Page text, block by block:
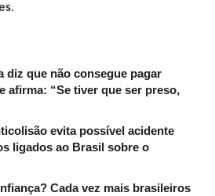
.
diz que não consegue pagar
afirma: “Se tiver que ser preso,
evita possível acidente
ligados ao Brasil sobre o
Cada vez mais brasileiros